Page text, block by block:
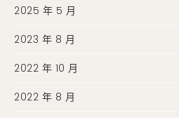
2025 年 5 月
2023 年 8 月
2022 年 10 月
2022 年 8 月